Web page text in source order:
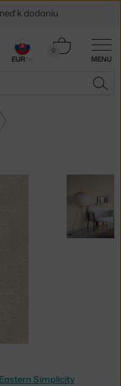
MENU
0
Košík
Simplicity
k dodaniu
EUR